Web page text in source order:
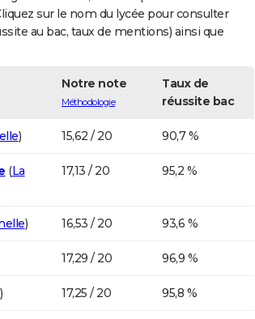
sur le nom du lycée pour consulter
au bac, taux de mentions) ainsi que
Notre note
Méthodologie
Taux de
réussite bac
) 15,62 / 20 90,7 %
(La
17,13 / 20 95,2 %
) 16,53 / 20 93,6 %
17,29 / 20 96,9 %
) 17,25 / 20 95,8 %